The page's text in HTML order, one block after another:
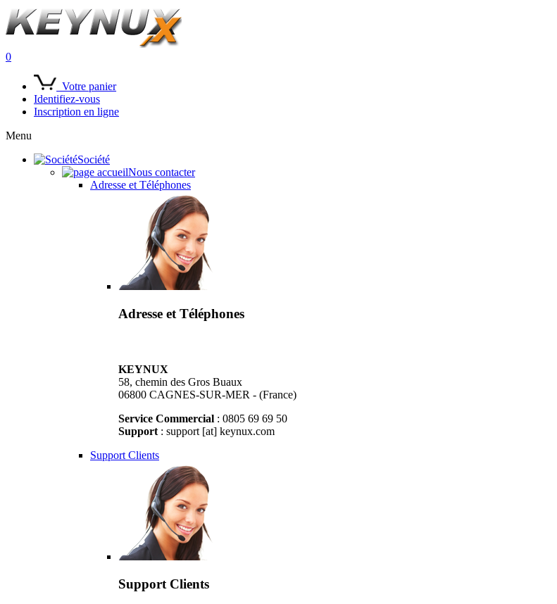
0
Votre panier
Identifiez-vous
Inscription en ligne
Menu
Société
Nous contacter
Adresse et Téléphones
Adresse et Téléphones
KEYNUX
58, chemin des Gros Buaux
06800 CAGNES-SUR-MER - (France)
Service Commercial : 0805 69 69 50
Support : support [at] keynux.com
Support Clients
Support Clients